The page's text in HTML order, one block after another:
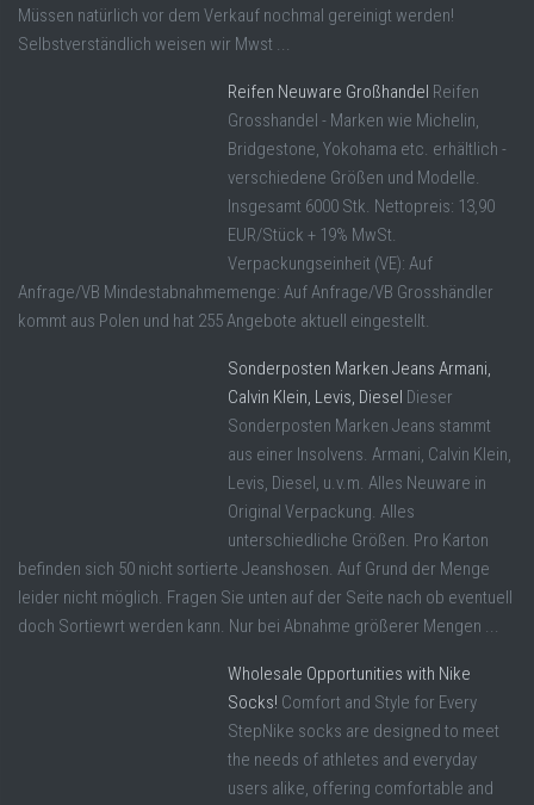
Müssen natürlich vor dem Verkauf nochmal gereinigt werden!
Selbstverständlich weisen wir Mwst ...
Reifen Neuware Großhandel Reifen
Grosshandel - Marken wie Michelin,
Bridgestone, Yokohama etc. erhältlich -
verschiedene Größen und Modelle.
Insgesamt 6000 Stk. Nettopreis: 13,90
EUR/Stück + 19% MwSt.
Verpackungseinheit (VE): Auf
Anfrage/VB Mindestabnahmemenge: Auf Anfrage/VB Grosshändler
kommt aus Polen und hat 255 Angebote aktuell eingestellt.
Sonderposten Marken Jeans Armani,
Calvin Klein, Levis, Diesel Dieser
Sonderposten Marken Jeans stammt
aus einer Insolvens. Armani, Calvin Klein,
Levis, Diesel, u.v.m. Alles Neuware in
Original Verpackung. Alles
unterschiedliche Größen. Pro Karton
befinden sich 50 nicht sortierte Jeanshosen. Auf Grund der Menge
leider nicht möglich. Fragen Sie unten auf der Seite nach ob eventuell
doch Sortiewrt werden kann. Nur bei Abnahme größerer Mengen ...
Wholesale Opportunities with Nike
Socks! Comfort and Style for Every
StepNike socks are designed to meet
the needs of athletes and everyday
users alike, offering comfortable and